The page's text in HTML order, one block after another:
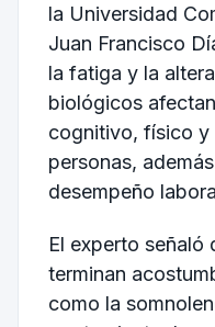
la Universidad
Juan Francisco
la fatiga y la
biológicos
cognitivo, físico y
personas,
desempeño
El experto señaló
terminan
como la